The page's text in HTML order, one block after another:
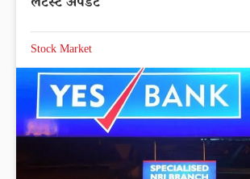
Stock Market